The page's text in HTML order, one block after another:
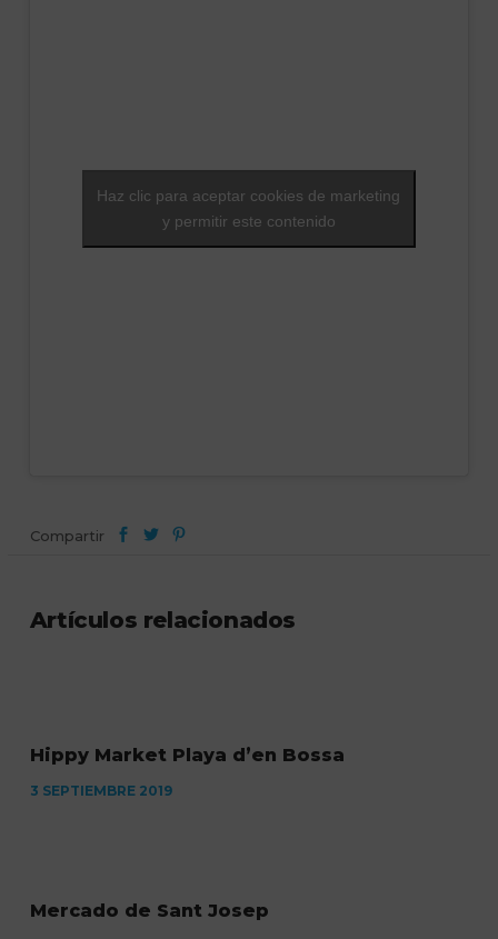
Haz clic para aceptar cookies de marketing
y permitir este contenido
Compartir
Artículos relacionados
Hippy Market Playa d’en Bossa
3 SEPTIEMBRE 2019
Mercado de Sant Josep